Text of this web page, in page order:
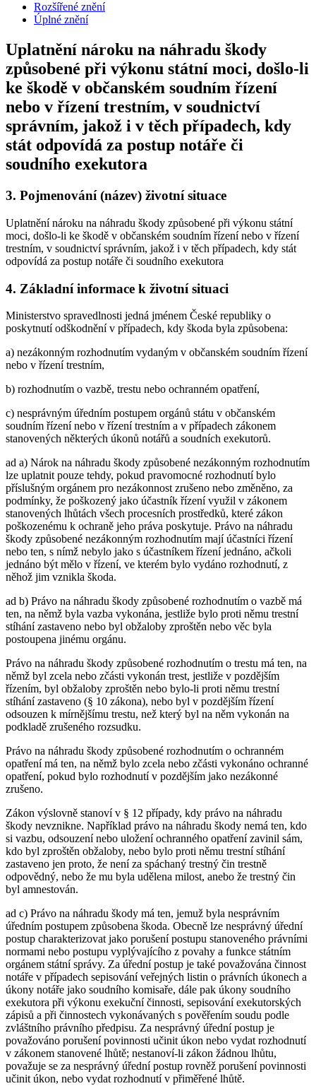
Rozšířené znění
Úplné znění
Uplatnění nároku na náhradu škody
způsobené při výkonu státní moci, došlo-li
ke škodě v občanském soudním řízení
nebo v řízení trestním, v soudnictví
správním, jakož i v těch případech, kdy
stát odpovídá za postup notáře či
soudního exekutora
3. Pojmenování (název) životní situace
Uplatnění nároku na náhradu škody způsobené při výkonu státní
moci, došlo-li ke škodě v občanském soudním řízení nebo v řízení
trestním, v soudnictví správním, jakož i v těch případech, kdy stát
odpovídá za postup notáře či soudního exekutora
4. Základní informace k životní situaci
Ministerstvo spravedlnosti jedná jménem České republiky o
poskytnutí odškodnění v případech, kdy škoda byla způsobena:
a) nezákonným rozhodnutím vydaným v občanském soudním řízení
nebo v řízení trestním,
b) rozhodnutím o vazbě, trestu nebo ochranném opatření,
c) nesprávným úředním postupem orgánů státu v občanském
soudním řízení nebo v řízení trestním a v případech zákonem
stanovených některých úkonů notářů a soudních exekutorů.
ad a) Nárok na náhradu škody způsobené nezákonným rozhodnutím
lze uplatnit pouze tehdy, pokud pravomocné rozhodnutí bylo
příslušným orgánem pro nezákonnost zrušeno nebo změněno, za
podmínky, že poškozený jako účastník řízení využil v zákonem
stanovených lhůtách všech procesních prostředků, které zákon
poškozenému k ochraně jeho práva poskytuje. Právo na náhradu
škody způsobené nezákonným rozhodnutím mají účastníci řízení
nebo ten, s nímž nebylo jako s účastníkem řízení jednáno, ačkoli
jednáno být mělo v řízení, ve kterém bylo vydáno rozhodnutí, z
něhož jim vznikla škoda.
ad b) Právo na náhradu škody způsobené rozhodnutím o vazbě má
ten, na němž byla vazba vykonána, jestliže bylo proti němu trestní
stíhání zastaveno nebo byl obžaloby zproštěn nebo věc byla
postoupena jinému orgánu.
Právo na náhradu škody způsobené rozhodnutím o trestu má ten, na
němž byl zcela nebo zčásti vykonán trest, jestliže v pozdějším
řízením, byl obžaloby zproštěn nebo bylo-li proti němu trestní
stíhání zastaveno (§ 10 zákona), nebo byl v pozdějším řízení
odsouzen k mírnějšímu trestu, než který byl na něm vykonán na
podkladě zrušeného rozsudku.
Právo na náhradu škody způsobené rozhodnutím o ochranném
opatření má ten, na němž bylo zcela nebo zčásti vykonáno ochranné
opatření, pokud bylo rozhodnutí v pozdějším jako nezákonné
zrušeno.
Zákon výslovně stanoví v § 12 případy, kdy právo na náhradu
škody nevznikne. Například právo na náhradu škody nemá ten, kdo
si vazbu, odsouzení nebo uložení ochranného opatření zavinil sám,
kdo byl zproštěn obžaloby, nebo bylo proti němu trestní stíhání
zastaveno jen proto, že není za spáchaný trestný čin trestně
odpovědný, nebo že mu byla udělena milost, anebo že trestný čin
byl amnestován.
ad c) Právo na náhradu škody má ten, jemuž byla nesprávním
úředním postupem způsobena škoda. Obecně lze nesprávný úřední
postup charakterizovat jako porušení postupu stanoveného právními
normami nebo postupu vyplývajícího z povahy a funkce státním
orgánem státní správy. Za úřední postup je také považována činnost
notáře v případech sepisování veřejných listin o právních úkonech a
úkony notáře jako soudního komisaře, dále pak úkony soudního
exekutora při výkonu exekuční činnosti, sepisování exekutorských
zápisů a při činnostech vykonávaných s pověřením soudu podle
zvláštního právního předpisu. Za nesprávný úřední postup je
považováno porušení povinnosti učinit úkon nebo vydat rozhodnutí
v zákonem stanovené lhůtě; nestanoví-li zákon žádnou lhůtu,
považuje se za nesprávný úřední postup rovněž porušení povinnosti
učinit úkon, nebo vydat rozhodnutí v přiměřené lhůtě.